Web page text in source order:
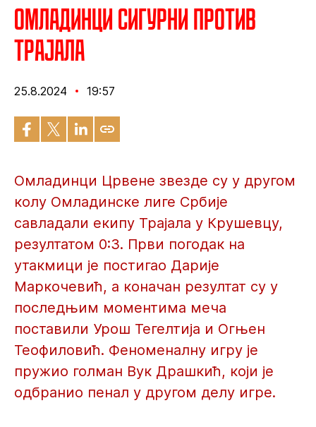
Омладинци сигурни против
Трајала
25.8.2024 19:57
Омладинци Црвене звезде су у другом
колу Омладинске лиге Србије
савладали екипу Трајала у Крушевцу,
резултатом 0:3. Први погодак на
утакмици је постигао Дарије
Маркочевић, а коначан резултат су у
последњим моментима меча
поставили Урош Тегелтија и Огњен
Теофиловић. Феноменалну игру је
пружио голман Вук Драшкић, који је
одбранио пенал у другом делу игре.